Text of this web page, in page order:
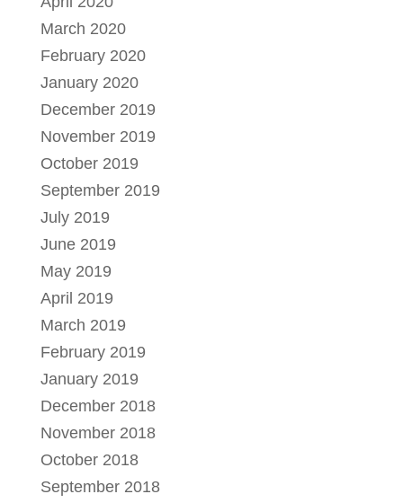
March 2020
February 2020
January 2020
December 2019
November 2019
October 2019
September 2019
July 2019
June 2019
May 2019
April 2019
March 2019
February 2019
January 2019
December 2018
November 2018
October 2018
September 2018